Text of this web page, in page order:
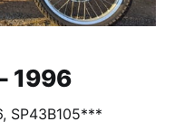
1996
SP43B105***